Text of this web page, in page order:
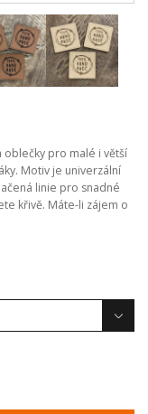
oblečky pro malé i větší
Motiv je univerzální
linie pro snadné
křivě. Máte-li zájem o